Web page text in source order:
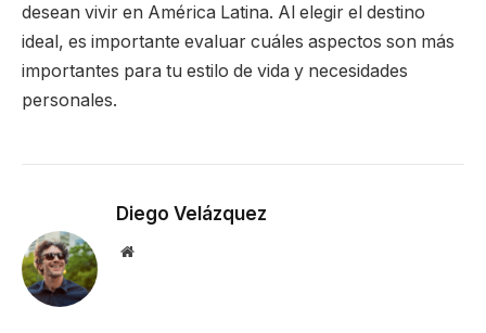
desean vivir en América Latina. Al elegir el destino
ideal, es importante evaluar cuáles aspectos son más
importantes para tu estilo de vida y necesidades
personales.
Diego Velázquez
Website